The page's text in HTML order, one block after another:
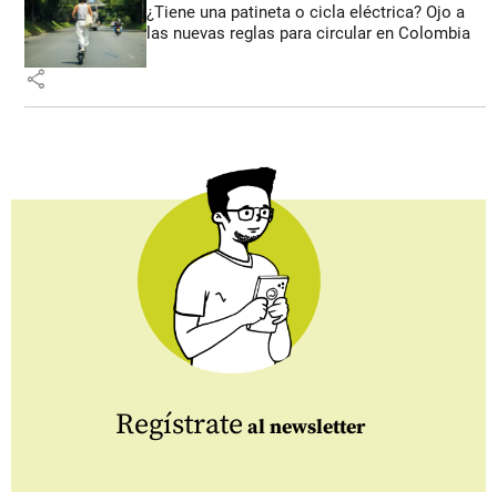
¿Tiene una patineta o cicla eléctrica? Ojo a
las nuevas reglas para circular en Colombia
share
Regístrate al newsletter